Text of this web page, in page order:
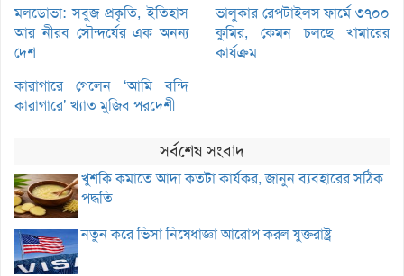
মলডোভা: সবুজ প্রকৃতি, ইতিহাস
আর নীরব সৌন্দর্যের এক অনন্য
দেশ
ভালুকার রেপটাইলস ফার্মে ৩৭০০
কুমির, কেমন চলছে খামারের
কার্যক্রম
কারাগারে গেলেন ‘আমি বন্দি
কারাগারে’ খ্যাত মুজিব পরদেশী
সর্বশেষ সংবাদ
খুশকি কমাতে আদা কতটা কার্যকর, জানুন ব্যবহারের সঠিক
পদ্ধতি
নতুন করে ভিসা নিষেধাজ্ঞা আরোপ করল যুক্তরাষ্ট্র